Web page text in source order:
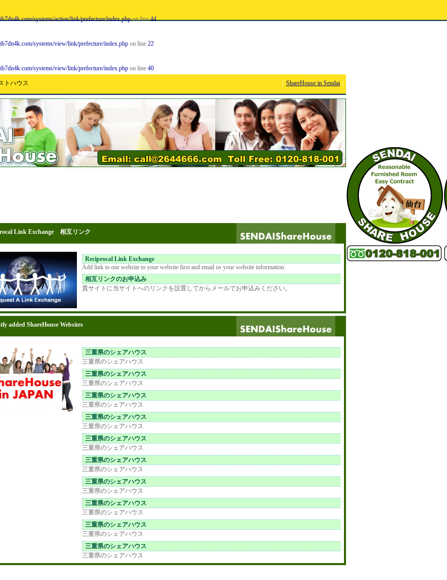
systems/action/link/prefecture/index.phpon line44
systems/view/link/prefecture/index.php on line 22
systems/view/link/prefecture/index.php on line 40
トハウス ShareHouse in Sendai
Link Exchange 相互リンク
Reciprocal Link Exchange
Add link to our website to your website first and email us your website information.
相互リンクのお申込み
貴サイトに当サイトへのリンクを設置してからメールでお申込みください。
added ShareHouse Websites
三重県のシェアハウス
三重県のシェアハウス
三重県のシェアハウス
三重県のシェアハウス
三重県のシェアハウス
三重県のシェアハウス
三重県のシェアハウス
三重県のシェアハウス
三重県のシェアハウス
三重県のシェアハウス
三重県のシェアハウス
三重県のシェアハウス
三重県のシェアハウス
三重県のシェアハウス
三重県のシェアハウス
三重県のシェアハウス
三重県のシェアハウス
三重県のシェアハウス
三重県のシェアハウス
三重県のシェアハウス